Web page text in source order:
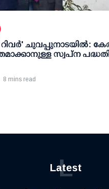
ചുവപ്പുനാടയില്‍:
സ്വപ്ന പദ്ധതി
8 mins read
Latest
L